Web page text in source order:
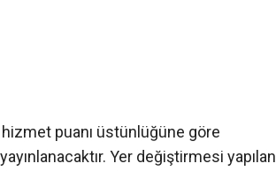
puanı üstünlüğüne göre
Yer değiştirmesi yapılan